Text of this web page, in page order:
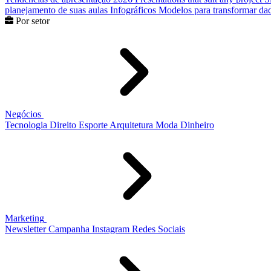
planejamento de suas aulas Infográficos Modelos para transformar
Por setor
Negócios
Tecnologia Direito Esporte Arquitetura Moda Dinheiro
Marketing
Newsletter Campanha Instagram Redes Sociais